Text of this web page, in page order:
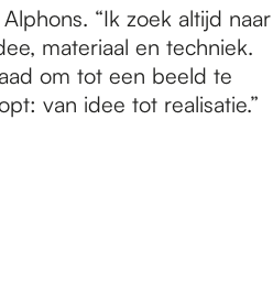
“Ik zoek altijd naar
materiaal en techniek.
om tot een beeld te
van idee tot realisatie.”